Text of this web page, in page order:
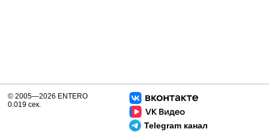
Telegram канал
© 2005—2026 ENTERO
0.019 сек.